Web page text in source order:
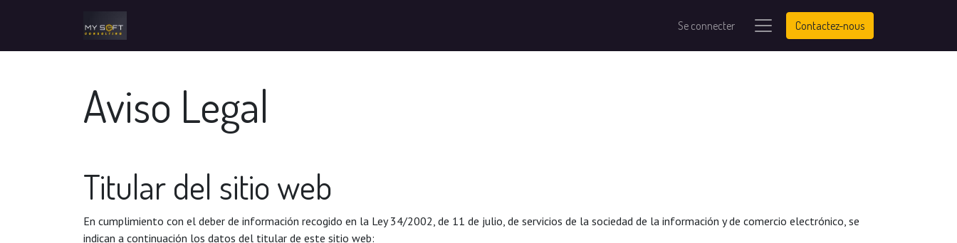
Se connecter Contactez-nous
Aviso Legal
Titular del sitio web
En cumplimiento con el deber de información recogido en la Ley 34/2002, de 11 de julio, de servicios de la sociedad de la información y de comercio electrónico, se
indican a continuación los datos del titular de este sitio web: